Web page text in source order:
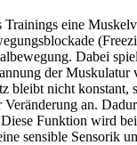
Trainings eine
Dabei
der Muskulatur
bleibt nicht konstant,
Veränderung an.
Funktion wird
sensible Sensorik